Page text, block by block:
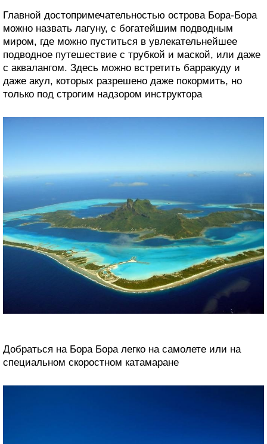
Главной достопримечательностью острова Бора-Бора
можно назвать лагуну, с богатейшим подводным
миром, где можно пуститься в увлекательнейшее
подводное путешествие с трубкой и маской, или даже
с аквалангом. Здесь можно встретить барракуду и
даже акул, которых разрешено даже покормить, но
только под строгим надзором инструктора
Добраться на Бора Бора легко на самолете или на
специальном скоростном катамаране